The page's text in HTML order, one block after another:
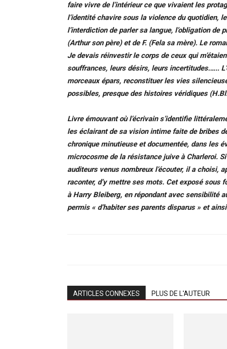
faire vivre de l’intérieur ce que vivaient les
l’identité chavire sous la violence du quotidien,
l’interdiction de parler sa langue, l’obligation de
(Arthur son père) et de F. (Fela sa mère). Le
Je devais réinvestir le corps de ceux qui
souffrances, leurs désirs, leurs incertitudes.…..
morceaux épars, reconstituer les vies
possibles, presque des histoires véridiques
Livre émouvant où l’écrivain s’identifie
les éclairant de sa vision intime faite de bribes
chronique minutieuse et documentée, dans les
microcosme de la résistance juive à Charleroi.
auditeurs venus nombreux l’écouter, il a choisi,
raconter, d’y mettre ses mots. Cet exposé sous
à Harry Bleiberg, en répondant avec sensibilité
permis « d’habiter ses parents disparus » et
ARTICLES CONNEXES PLUS DE L'AUTEUR